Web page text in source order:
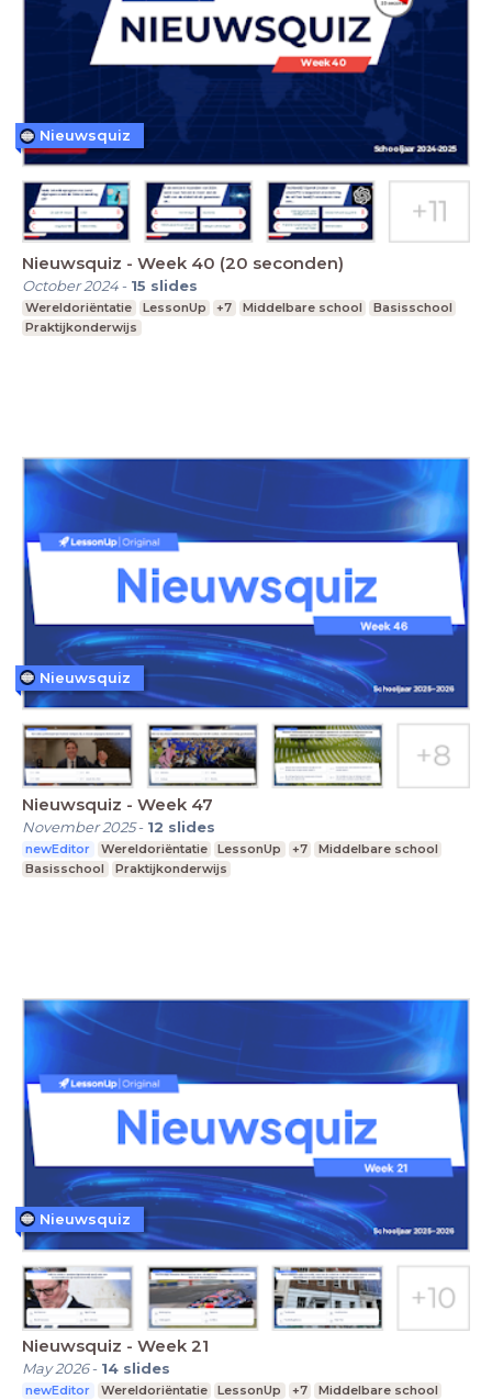
Nieuwsquiz - Week 40 (20 seconden)
October 2024- 15 slides
Wereldoriëntatie LessonUp +7 Middelbare school
Basisschool
Praktijkonderwijs
Nieuwsquiz
Nieuwsquiz - Week 47
November 2025- 12 slides
newEditor Wereldoriëntatie LessonUp +7
Middelbare school
Basisschool
Praktijkonderwijs
Nieuwsquiz
Nieuwsquiz - Week 21
May 2026- 14 slides
newEditor Wereldoriëntatie LessonUp +7
Middelbare school
Nieuwsquiz